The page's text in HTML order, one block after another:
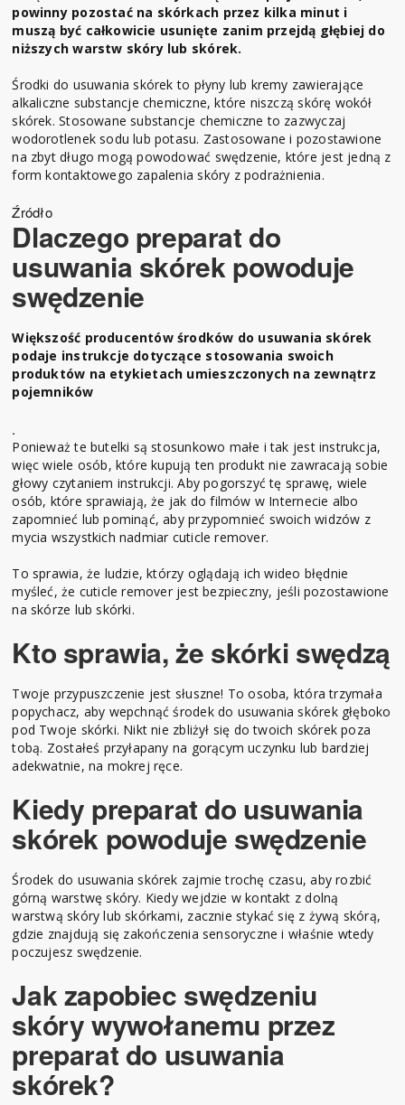
powinny pozostać na skórkach przez kilka minut i
muszą być całkowicie usunięte zanim przejdą głębiej do
niższych warstw skóry lub skórek.
Środki do usuwania skórek to płyny lub kremy zawierające
alkaliczne substancje chemiczne, które niszczą skórę wokół
skórek. Stosowane substancje chemiczne to zazwyczaj
wodorotlenek sodu lub potasu. Zastosowane i pozostawione
na zbyt długo mogą powodować swędzenie, które jest jedną z
form kontaktowego zapalenia skóry z podrażnienia.
Źródło
Dlaczego preparat do
usuwania skórek powoduje
swędzenie
Większość producentów środków do usuwania skórek
podaje instrukcje dotyczące stosowania swoich
produktów na etykietach umieszczonych na zewnątrz
pojemników
.
Ponieważ te butelki są stosunkowo małe i tak jest instrukcja,
więc wiele osób, które kupują ten produkt nie zawracają sobie
głowy czytaniem instrukcji. Aby pogorszyć tę sprawę, wiele
osób, które sprawiają, że jak do filmów w Internecie albo
zapomnieć lub pominąć, aby przypomnieć swoich widzów z
mycia wszystkich nadmiar cuticle remover.
To sprawia, że ludzie, którzy oglądają ich wideo błędnie
myśleć, że cuticle remover jest bezpieczny, jeśli pozostawione
na skórze lub skórki.
Kto sprawia, że skórki swędzą
Twoje przypuszczenie jest słuszne! To osoba, która trzymała
popychacz, aby wepchnąć środek do usuwania skórek głęboko
pod Twoje skórki. Nikt nie zbliżył się do twoich skórek poza
tobą. Zostałeś przyłapany na gorącym uczynku lub bardziej
adekwatnie, na mokrej ręce.
Kiedy preparat do usuwania
skórek powoduje swędzenie
Środek do usuwania skórek zajmie trochę czasu, aby rozbić
górną warstwę skóry. Kiedy wejdzie w kontakt z dolną
warstwą skóry lub skórkami, zacznie stykać się z żywą skórą,
gdzie znajdują się zakończenia sensoryczne i właśnie wtedy
poczujesz swędzenie.
Jak zapobiec swędzeniu
skóry wywołanemu przez
preparat do usuwania
skórek?